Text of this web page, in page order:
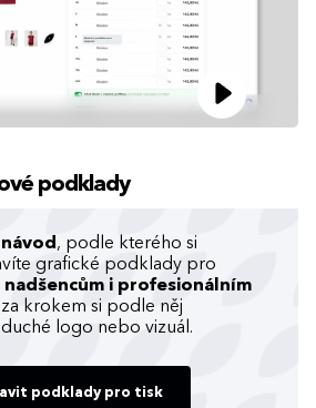
podklady
, podle kterého si
grafické podklady pro
nadšencům i profesionálním
krokem si podle něj
logo nebo vizuál.
podklady pro tisk